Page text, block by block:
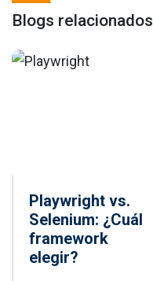
Blogs relacionados
Playwright vs.
Selenium: ¿Cuál
framework
elegir?